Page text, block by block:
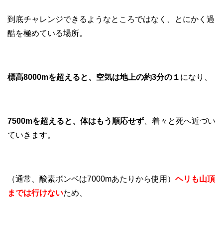
到底チャレンジできるようなところではなく、とにかく過
酷を極めている場所。
標高8000mを超えると、空気は地上の約3分の１ になり、
7500mを超えると、体はもう順応せず 、着々と死へ近づい
ていきます。
（通常、酸素ボンベは7000mあたりから使用） ヘリも山頂
までは行けないため、